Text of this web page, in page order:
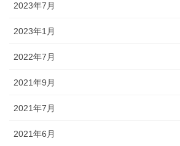
2023年7月
2023年1月
2022年7月
2021年9月
2021年7月
2021年6月